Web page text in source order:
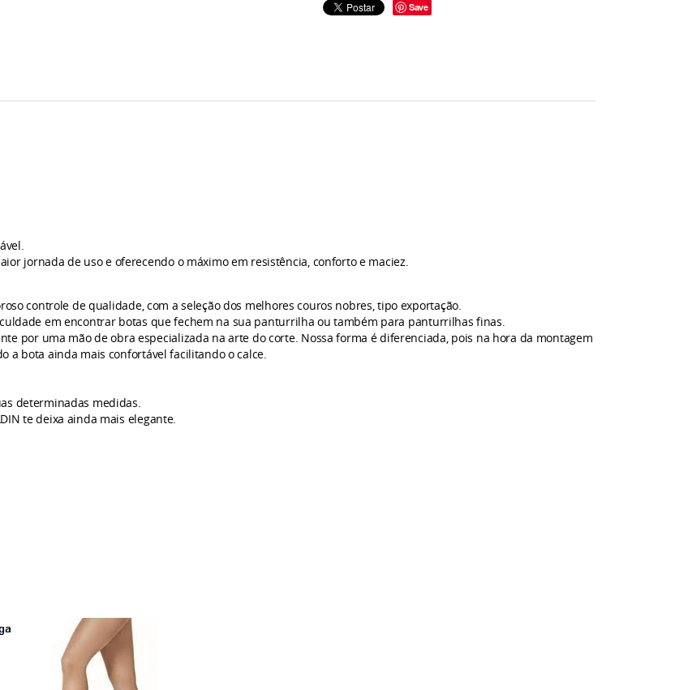
Save
jornada de uso e oferecendo o máximo em resistência, conforto e maciez.
controle de qualidade, com a seleção dos melhores couros nobres, tipo exportação.
em encontrar botas que fechem na sua panturrilha ou também para panturrilhas finas.
por uma mão de obra especializada na arte do corte. Nossa forma é diferenciada, pois na hora da montagem
a bota ainda mais confortável facilitando o calce.
determinadas medidas.
te deixa ainda mais elegante.